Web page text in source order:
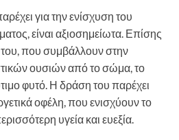
για την ενίσχυση του
είναι αξιοσημείωτα. Επίσης
του, που συμβάλλουν στην
ουσιών από το σώμα, το
φυτό. Η δράση του παρέχει
οφέλη, που ενισχύουν το
υγεία και ευεξία.